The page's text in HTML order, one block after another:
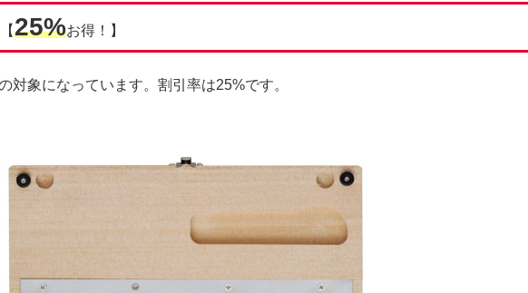
25%お得！】
対象になっています。割引率は25%です。